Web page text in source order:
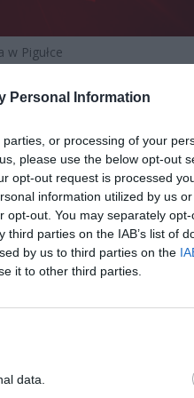
Personal Information
or processing of your
please use the below opt-out
opt-out request is processed
information utilized by us
opt-out. You may separately
parties on the IAB’s list of
by us to third parties on the
it to other third parties.
data.
w Pigułce
Bezpieczeństwa
rekomendacja
poziomu gotowości na